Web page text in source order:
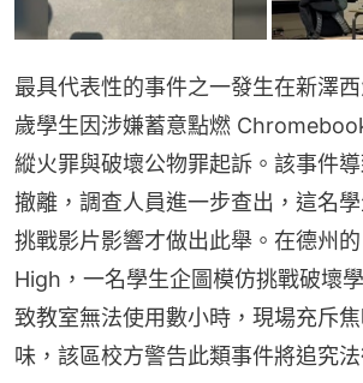
最具代表性的事件之一發生在新澤
歲學生因涉嫌蓄意點燃
縱火罪與破壞公物罪起訴。該事件
撤離，調查人員進一步查出，這名
挑戰影片影響才做出此舉。在德州
High，一名學生企圖模仿挑戰破壞
致教室無法使用數小時，現場充斥
味，該區校方警告此類事件將追究法